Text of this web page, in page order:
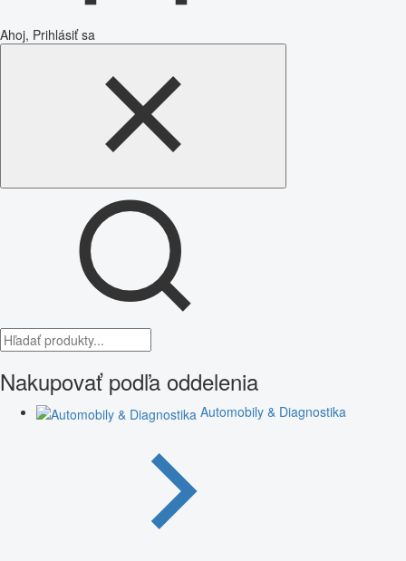
Ahoj, Prihlásiť sa
Nakupovať podľa oddelenia
Automobily & Diagnostika